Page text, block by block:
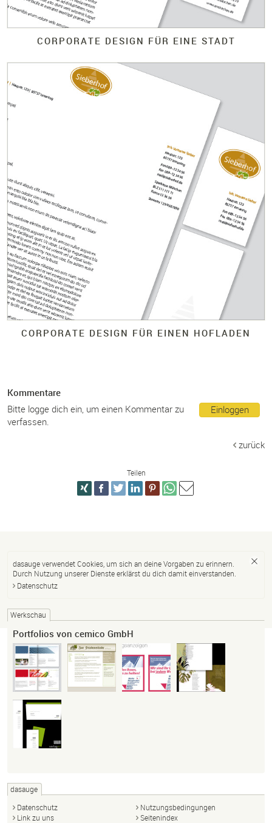
CORPORATE DESIGN FÜR EINE STADT
CORPORATE DESIGN FÜR EINEN HOFLADEN
Kommentare
Einloggen
Bitte logge dich ein, um einen Kommentar zu
verfassen.
zurück
Teilen
dasauge verwendet Cookies, um sich an deine Vorgaben zu erinnern.
Durch Nutzung unserer Dienste erklärst du dich damit einverstanden.
Datenschutz
Werkschau
Portfolios von cemico GmbH
dasauge
Datenschutz
Nutzungsbedingungen
Link zu uns
Seitenindex